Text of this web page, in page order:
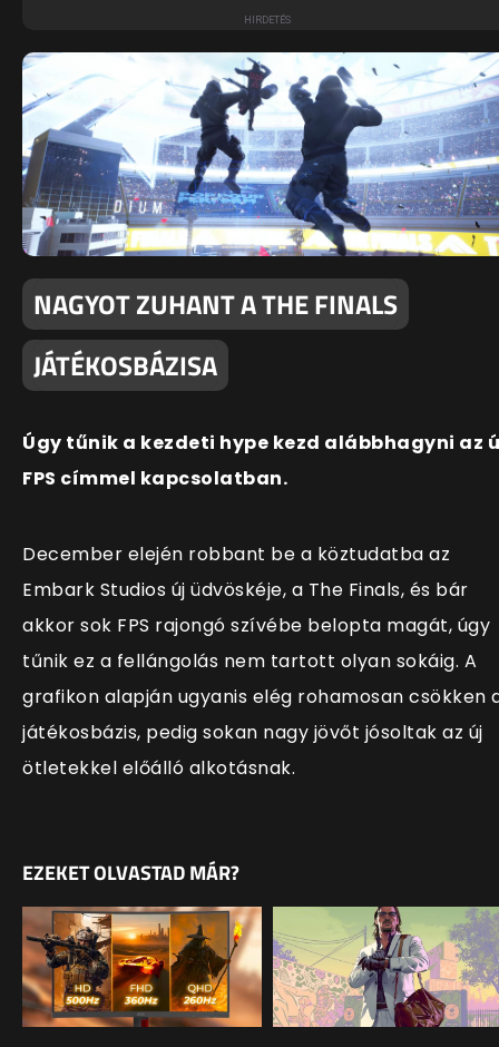
NAGYOT ZUHANT A THE FINALS
JÁTÉKOSBÁZISA
Úgy tűnik a kezdeti hype kezd alábbhagyni az
FPS címmel kapcsolatban.
December elején robbant be a köztudatba az
Embark Studios új üdvöskéje, a The Finals, és bár
akkor sok FPS rajongó szívébe belopta magát, úgy
tűnik ez a fellángolás nem tartott olyan sokáig. A
grafikon alapján ugyanis elég rohamosan csökken
játékosbázis, pedig sokan nagy jövőt jósoltak az új
ötletekkel előálló alkotásnak.
EZEKET OLVASTAD MÁR?